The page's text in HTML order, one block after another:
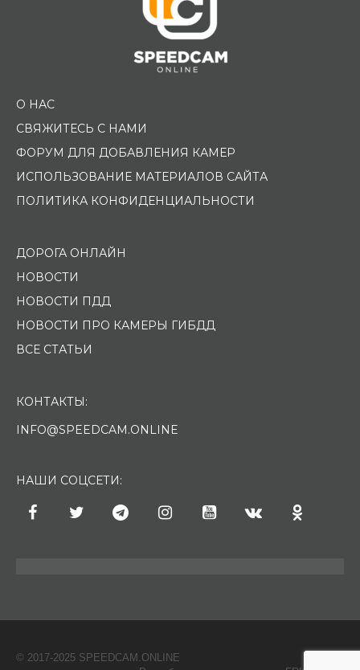
О НАС
СВЯЖИТЕСЬ С НАМИ
ФОРУМ ДЛЯ ДОБАВЛЕНИЯ КАМЕР
ИСПОЛЬЗОВАНИЕ МАТЕРИАЛОВ САЙТА
ПОЛИТИКА КОНФИДЕНЦИАЛЬНОСТИ
ДОРОГА ОНЛАЙН
НОВОСТИ
НОВОСТИ ПДД
НОВОСТИ ПРО КАМЕРЫ ГИБДД
ВСЕ СТАТЬИ
КОНТАКТЫ:
INFO@SPEEDCAM.ONLINE
НАШИ СОЦСЕТИ:
© 2017-2025 SPEEDCAM.ONLINE